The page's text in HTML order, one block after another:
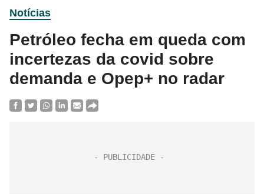
Notícias
Petróleo fecha em queda com
incertezas da covid sobre
demanda e Opep+ no radar